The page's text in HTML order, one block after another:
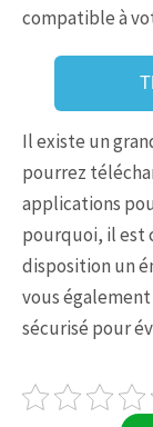
compatible à
Il existe un
pourrez
applications
pourquoi, il est
disposition un
vous
sécurisé pour